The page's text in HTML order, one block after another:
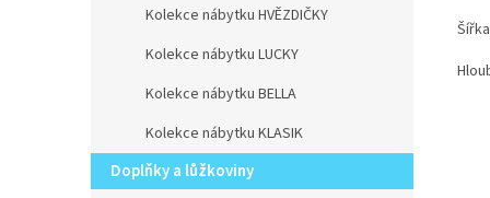
Kolekce nábytku HVĚZDIČKY
Kolekce nábytku LUCKY
Kolekce nábytku BELLA
Kolekce nábytku KLASIK
Doplňky a lůžkoviny